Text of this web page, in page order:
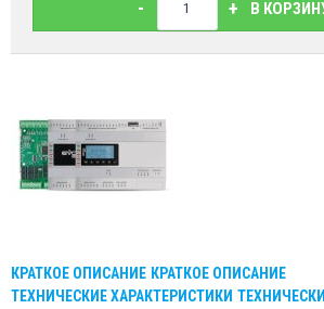
- + В
КРАТКОЕ ОПИСАНИЕ КРАТКОЕ ОПИСАНИЕ
ТЕХНИЧЕСКИЕ ХАРАКТЕРИСТИКИ